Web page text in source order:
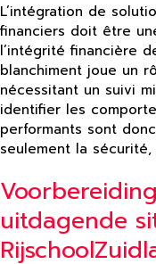
L’intégration de
financiers doit être
l’intégrité financière
blanchiment joue un
nécessitant un suivi
identifier les
performants sont
seulement la sécurité,
uitdagende